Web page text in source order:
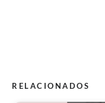
RELACIONADOS